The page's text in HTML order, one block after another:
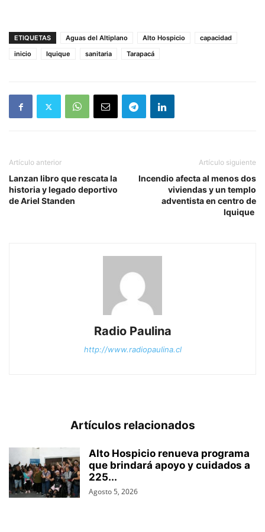
ETIQUETAS Aguas del Altiplano Alto Hospicio
capacidad
inicio
Iquique sanitaria Tarapacá
Artículo anterior
Lanzan libro que rescata la
historia y legado deportivo
de Ariel Standen
Artículo siguiente
Incendio afecta al menos dos
viviendas y un templo
adventista en centro de
Iquique
Radio Paulina
http://www.radiopaulina.cl
Artículos relacionados
Alto Hospicio renueva programa
que brindará apoyo y cuidados a
225...
Agosto 5, 2026